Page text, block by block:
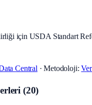
için USDA Standart
Central · Metodoloji:
(20)